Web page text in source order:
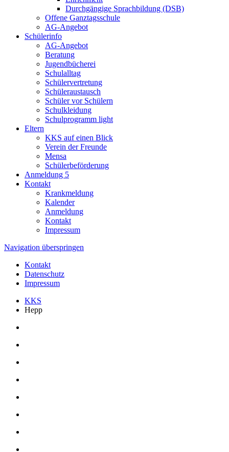
Durchgängige Sprachbildung (DSB)
Offene Ganztagsschule
AG-Angebot
Schülerinfo
AG-Angebot
Beratung
Jugendbücherei
Schulalltag
Schülervertretung
Schüleraustausch
Schüler vor Schülern
Schulkleidung
Schulprogramm light
Eltern
KKS auf einen Blick
Verein der Freunde
Mensa
Schülerbeförderung
Anmeldung 5
Kontakt
Krankmeldung
Kalender
Anmeldung
Kontakt
Impressum
Navigation überspringen
Kontakt
Datenschutz
Impressum
KKS
Hepp